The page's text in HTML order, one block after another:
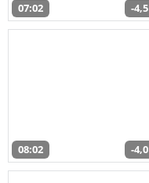
07:02 -
08:02 -